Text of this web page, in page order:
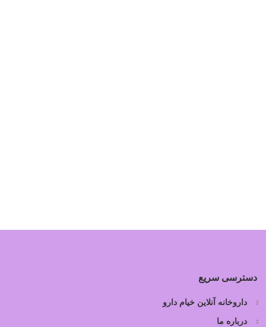
دسترسی سریع
داروخانه آنلاین خیام دارو
درباره ما